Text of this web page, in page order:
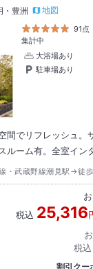
・豊洲
地図
91点
集計中
大浴場あり
駐車場あり
間でリフレッシュ。
ルーム有。全室イン
・武蔵野線潮見駅→徒
税込 25,316
税込
割引クー